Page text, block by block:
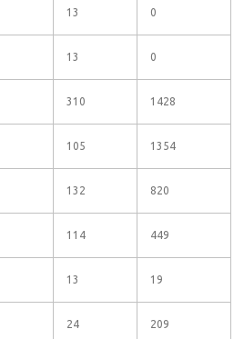
13 0
13 0
310 1428
105 1354
132 820
114 449
13 19
24 209